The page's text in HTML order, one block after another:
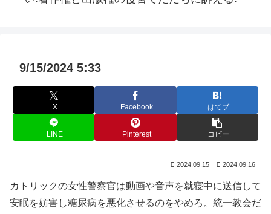
9/15/2024 5:33
X Facebook はてブ
LINE Pinterest コピー
2024.09.15 2024.09.16
カトリックの女性警察官は動画や音声を就寝中に送信して
安眠を妨害し糖尿病を悪化させるのをやめろ。統一教会だ